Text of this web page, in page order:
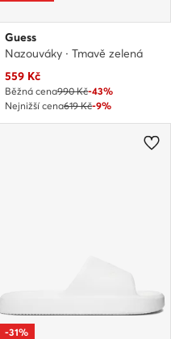
Guess
Nazouváky · Tmavě zelená
Aktuální cena
559 Kč
Běžná cena990 Kč-43%
Nejnižší cena619 Kč-9%
-31%